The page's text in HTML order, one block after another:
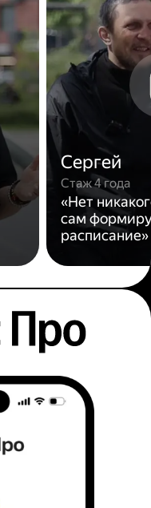
Сергей
Стаж 4 года
«Нет
сам
расписание»